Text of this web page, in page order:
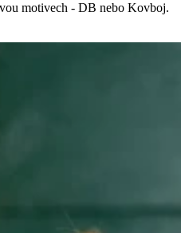
motivech - DB nebo Kovboj.